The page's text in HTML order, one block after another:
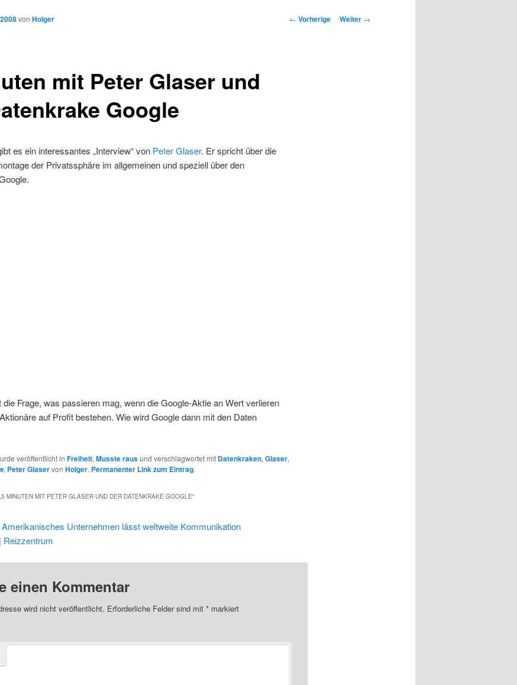
Beitrags-
← Vorherige Weiter →
mit Peter Glaser und
Google
von Holger
es ein interessantes „Interview“ von Peter Glaser. Er spricht über die
der Privatssphäre im allgemeinen und speziell über den
die Frage, was passieren mag, wenn die Google-Aktie an Wert verlieren
auf Profit bestehen. Wie wird Google dann mit den Daten
veröffentlicht in Freiheit, Musste rausund verschlagwortet mit Datenkraken, Glaser,
, Peter Glaservon Holger. Permanenter Link zum Eintrag.
5 MINUTEN MIT PETER GLASER UND DER DATENKRAKE GOOGLE“
Amerikanisches Unternehmen lässt weltweite Kommunikation
Reizzentrum
einen Kommentar
wird nicht veröffentlicht. Erforderliche Felder sind mit *markiert